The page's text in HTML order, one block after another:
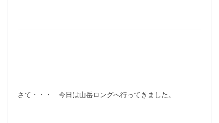
さて・・・ 今日は山岳ロングへ行ってきました。